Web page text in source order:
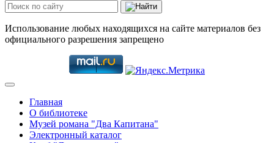
Использование любых находящихся на сайте материалов без
официального разрешения запрещено
Главная
О библиотеке
Музей романа "Два Капитана"
Электронный каталог